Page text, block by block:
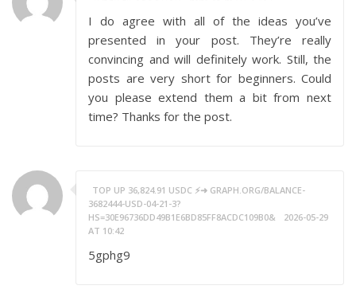
I do agree with all of the ideas you’ve
presented in your post. They’re really
convincing and will definitely work. Still, the
posts are very short for beginners. Could
you please extend them a bit from next
time? Thanks for the post.
TOP UP 36,824.91 USDC ⚡➜ GRAPH.ORG/BALANCE-
3682444-USD-04-21-3?
HS=30E96736DD49B1E6BD85FF8ACDC109B0&
2026-05-29
AT 10:42
5gphg9